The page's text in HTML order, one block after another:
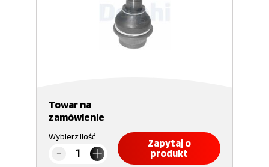
Towar na
zamówienie
Wybierz ilość
Zapytaj o
produkt